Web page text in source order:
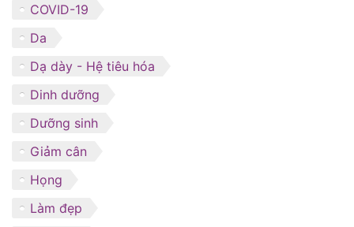
COVID-19
Da
Dạ dày - Hệ tiêu hóa
Dinh dưỡng
Dưỡng sinh
Giảm cân
Họng
Làm đẹp